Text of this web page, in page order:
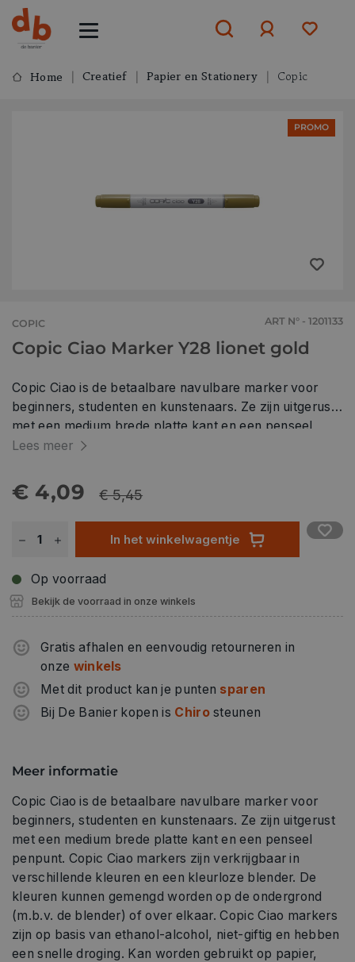
Home Creatief Papier en Stationery Copic
PROMO
COPIC ART N° - 1201133
Copic Ciao Marker Y28 lionet gold
Copic Ciao is de betaalbare navulbare marker voor
beginners, studenten en kunstenaars. Ze zijn uitgerust
met een medium brede platte kant en een penseel
penpunt. Copic Ciao markers zijn verkrijgbaar in
kleuren kunnen gemengd worden op de ondergrond
(m.b.v. de blender) of over elkaar. Copic Ciao markers
zijn op basis van ethanol-alcohol, niet-giftig en hebben
een snelle droging. Kan worden gebruikt op papier,
stof, hout, plastic en meer oppervlakken.
Lees meer
€ 4,09 € 5,45
In het winkelwagentje
Op voorraad
Bekijk de voorraad in onze winkels
Gratis afhalen en eenvoudig retourneren in
onze winkels
Met dit product kan je punten sparen
Bij De Banier kopen is Chirosteunen
Meer informatie
Copic Ciao is de betaalbare navulbare marker voor
beginners, studenten en kunstenaars. Ze zijn uitgerust
met een medium brede platte kant en een penseel
penpunt. Copic Ciao markers zijn verkrijgbaar in
verschillende kleuren en een kleurloze blender. De
kleuren kunnen gemengd worden op de ondergrond
(m.b.v. de blender) of over elkaar. Copic Ciao markers
zijn op basis van ethanol-alcohol, niet-giftig en hebben
een snelle droging. Kan worden gebruikt op papier,